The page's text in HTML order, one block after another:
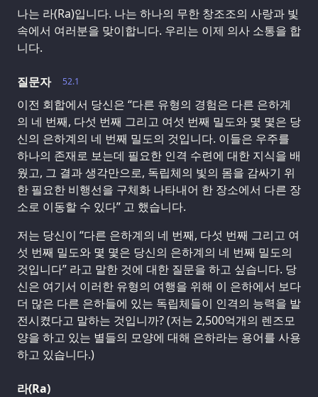
나는 라(Ra)입니다. 나는 하나의 무한 창조조의 사랑과 빛
속에서 여러분을 맞이합니다. 우리는 이제 의사 소통을 합
니다.
52.1
질문자
이전 회합에서 당신은 “다른 유형의 경험은 다른 은하계
의 네 번째, 다섯 번째 그리고 여섯 번째 밀도와 몇 몇은 당
신의 은하계의 네 번째 밀도의 것입니다. 이들은 우주를
하나의 존재로 보는데 필요한 인격 수련에 대한 지식을 배
웠고, 그 결과 생각만으로, 독립체의 빛의 몸을 감싸기 위
한 필요한 비행선을 구체화 나타내어 한 장소에서 다른 장
소로 이동할 수 있다” 고 했습니다.
저는 당신이 “다른 은하계의 네 번째, 다섯 번째 그리고 여
섯 번째 밀도와 몇 몇은 당신의 은하계의 네 번째 밀도의
것입니다” 라고 말한 것에 대한 질문을 하고 싶습니다. 당
신은 여기서 이러한 유형의 여행을 위해 이 은하에서 보다
더 많은 다른 은하들에 있는 독립체들이 인격의 능력을 발
전시켰다고 말하는 것입니까? (저는 2,500억개의 렌즈모
양을 하고 있는 별들의 모양에 대해 은하라는 용어를 사용
하고 있습니다.)
라(Ra)